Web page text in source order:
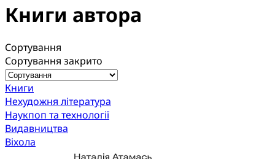
Книги автора
Сортування
Сортування закрито
Книги
Нехудожня література
Наукпоп та технології
Видавництва
Віхола